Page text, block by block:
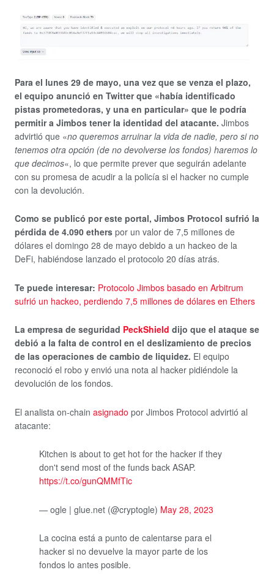
Para el lunes 29 de mayo, una vez que se venza el plazo,
el equipo anunció en Twitter que «había identificado
pistas prometedoras, y una en particular» que le podría
permitir a Jimbos tener la identidad del atacante. Jimbos
advirtió que «no queremos arruinar la vida de nadie, pero si no
tenemos otra opción (de no devolverse los fondos) haremos lo
que decimos«, lo que permite prever que seguirán adelante
con su promesa de acudir a la policía si el hacker no cumple
con la devolución.
Como se publicó por este portal, Jimbos Protocol sufrió la
pérdida de 4.090 ethers por un valor de 7,5 millones de
dólares el domingo 28 de mayo debido a un hackeo de la
DeFi, habiéndose lanzado el protocolo 20 días atrás.
Te puede interesar: Protocolo Jimbos basado en Arbitrum
sufrió un hackeo, perdiendo 7,5 millones de dólares en Ethers
La empresa de seguridad PeckShield dijo que el ataque se
debió a la falta de control en el deslizamiento de precios
de las operaciones de cambio de liquidez. El equipo
reconoció el robo y envió una nota al hacker pidiéndole la
devolución de los fondos.
El analista on-chain asignado por Jimbos Protocol advirtió al
atacante:
Kitchen is about to get hot for the hacker if they
don't send most of the funds back ASAP.
https://t.co/gunQMMfTic
— ogle | glue.net (@cryptogle) May 28, 2023
La cocina está a punto de calentarse para el
hacker si no devuelve la mayor parte de los
fondos lo antes posible.